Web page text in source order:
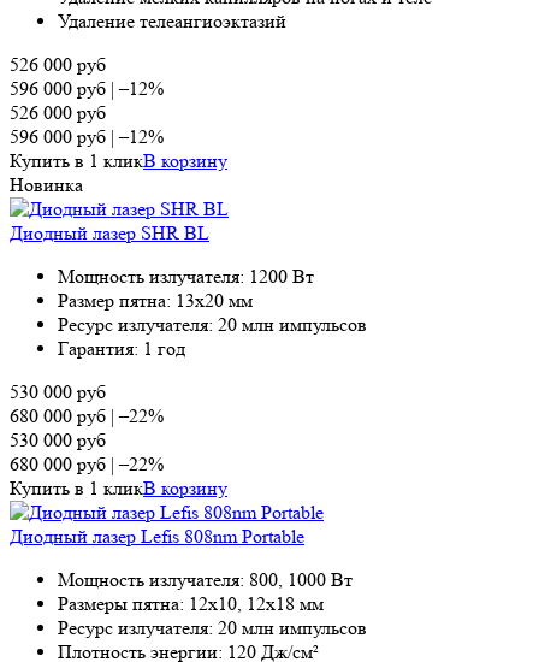
Удаление телеангиоэктазий
526 000 руб
596 000 руб |–12%
526 000 руб
596 000 руб |–12%
Купить в 1 кликВ корзину
Новинка
Диодный лазер SHR BL
Мощность излучателя: 1200 Вт
Размер пятна: 13х20 мм
Ресурс излучателя: 20 млн импульсов
Гарантия: 1 год
530 000 руб
680 000 руб |–22%
530 000 руб
680 000 руб |–22%
Купить в 1 кликВ корзину
Диодный лазер Lefis 808nm Portable
Мощность излучателя: 800, 1000 Вт
Размеры пятна: 12х10, 12х18 мм
Ресурс излучателя: 20 млн импульсов
Плотность энергии: 120 Дж/см²